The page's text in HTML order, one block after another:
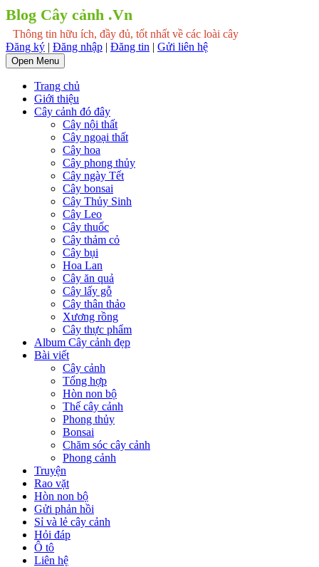
Blog Cây cảnh .Vn
Thông tin hữu ích, đầy đủ, tốt nhất về các loài cây
Đăng ký | Đăng nhập | Đăng tin | Gửi liên hệ
Open Menu
Trang chủ
Giới thiệu
Cây cảnh đó đây
Cây nội thất
Cây ngoại thất
Cây hoa
Cây phong thủy
Cây ngày Tết
Cây bonsai
Cây Thủy Sinh
Cây Leo
Cây thuốc
Cây thảm cỏ
Cây bụi
Hoa Lan
Cây ăn quả
Cây lấy gỗ
Cây thân thảo
Xương rồng
Cây thực phẩm
Album Cây cảnh đẹp
Bài viết
Cây cảnh
Tổng hợp
Hòn non bộ
Thế cây cảnh
Phong thủy
Bonsai
Chăm sóc cây cảnh
Phong cảnh
Truyện
Rao vặt
Hòn non bộ
Gửi phản hồi
Sỉ và lẻ cây cảnh
Hỏi đáp
Ô tô
Liên hệ